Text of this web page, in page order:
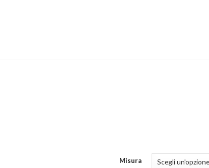
Misura